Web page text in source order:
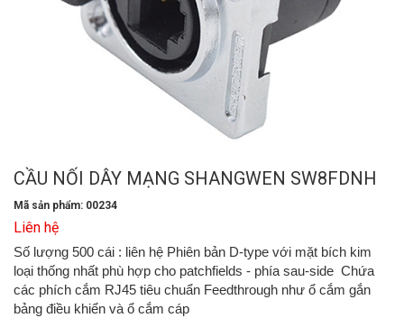
CẦU NỐI DÂY MẠNG SHANGWEN SW8FDNH
Mã sản phẩm: 00234
Liên hệ
Số lượng 500 cái : liên hệ Phiên bản D-type với mặt bích kim
loại thống nhất phù hợp cho patchfields - phía sau-side Chứa
các phích cắm RJ45 tiêu chuẩn Feedthrough như ổ cắm gắn
bảng điều khiển và ổ cắm cáp